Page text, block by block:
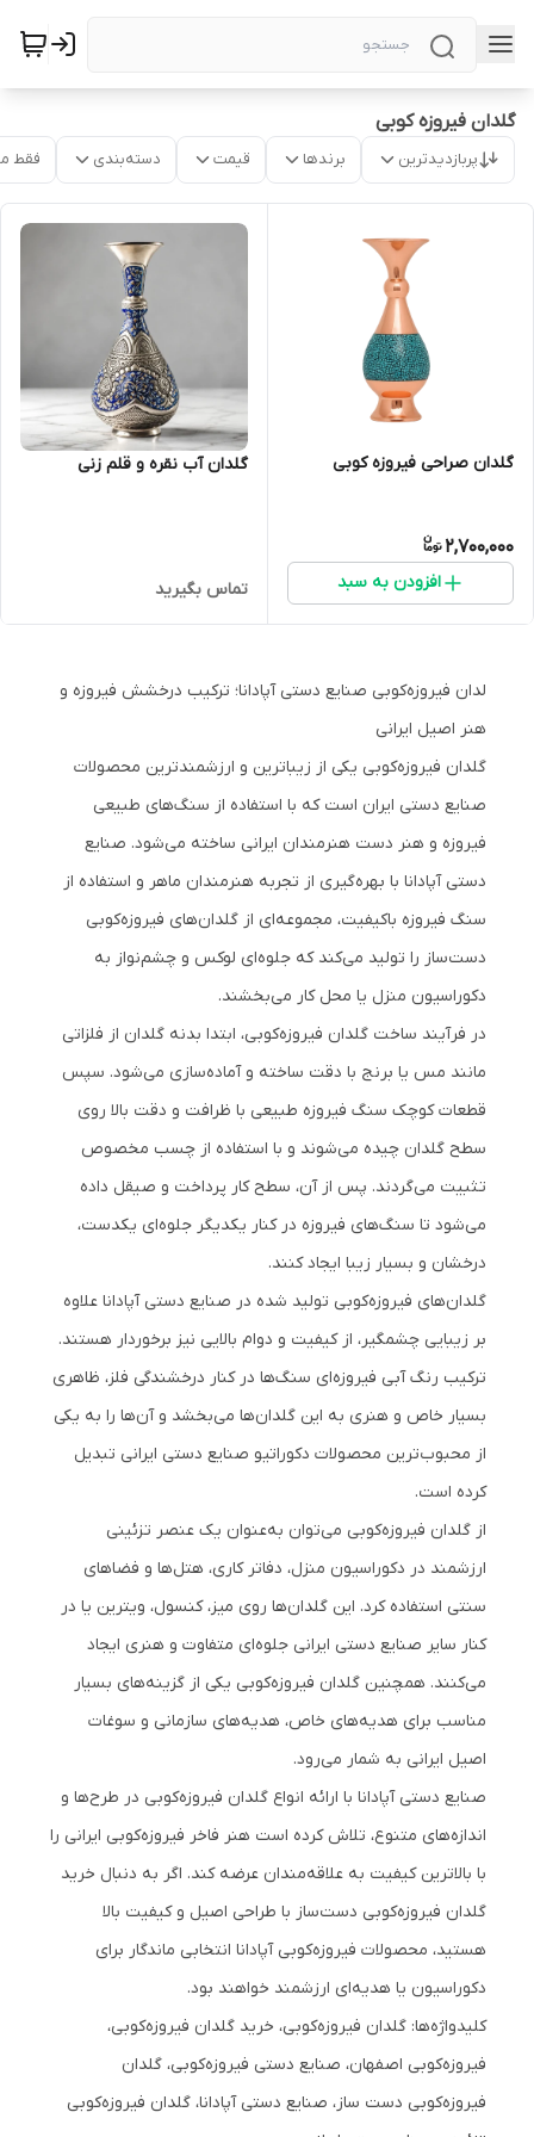
گلدان فیروزه کوبی
پربازدیدترین برندها قیمت دسته‌بندی فقط
گلدان صراحی فیروزه کوبی
2,700,000
افزودن به سبد
گلدان آب نقره و قلم زنی
تماس بگیرید
لدان فیروزه‌کوبی صنایع دستی آپادانا؛ ترکیب درخشش فیروزه و
هنر اصیل ایرانی
گلدان فیروزه‌کوبی یکی از زیباترین و ارزشمندترین محصولات
صنایع دستی ایران است که با استفاده از سنگ‌های طبیعی
فیروزه و هنر دست هنرمندان ایرانی ساخته می‌شود. صنایع
دستی آپادانا با بهره‌گیری از تجربه هنرمندان ماهر و استفاده از
سنگ فیروزه باکیفیت، مجموعه‌ای از گلدان‌های فیروزه‌کوبی
دست‌ساز را تولید می‌کند که جلوه‌ای لوکس و چشم‌نواز به
دکوراسیون منزل یا محل کار می‌بخشند.
در فرآیند ساخت گلدان فیروزه‌کوبی، ابتدا بدنه گلدان از فلزاتی
مانند مس یا برنج با دقت ساخته و آماده‌سازی می‌شود. سپس
قطعات کوچک سنگ فیروزه طبیعی با ظرافت و دقت بالا روی
سطح گلدان چیده می‌شوند و با استفاده از چسب مخصوص
تثبیت می‌گردند. پس از آن، سطح کار پرداخت و صیقل داده
می‌شود تا سنگ‌های فیروزه در کنار یکدیگر جلوه‌ای یکدست،
درخشان و بسیار زیبا ایجاد کنند.
گلدان‌های فیروزه‌کوبی تولید شده در صنایع دستی آپادانا علاوه
بر زیبایی چشمگیر، از کیفیت و دوام بالایی نیز برخوردار هستند.
ترکیب رنگ آبی فیروزه‌ای سنگ‌ها در کنار درخشندگی فلز، ظاهری
بسیار خاص و هنری به این گلدان‌ها می‌بخشد و آن‌ها را به یکی
از محبوب‌ترین محصولات دکوراتیو صنایع دستی ایرانی تبدیل
کرده است.
از گلدان فیروزه‌کوبی می‌توان به‌عنوان یک عنصر تزئینی
ارزشمند در دکوراسیون منزل، دفاتر کاری، هتل‌ها و فضاهای
سنتی استفاده کرد. این گلدان‌ها روی میز، کنسول، ویترین یا در
کنار سایر صنایع دستی ایرانی جلوه‌ای متفاوت و هنری ایجاد
می‌کنند. همچنین گلدان فیروزه‌کوبی یکی از گزینه‌های بسیار
مناسب برای هدیه‌های خاص، هدیه‌های سازمانی و سوغات
اصیل ایرانی به شمار می‌رود.
صنایع دستی آپادانا با ارائه انواع گلدان فیروزه‌کوبی در طرح‌ها و
اندازه‌های متنوع، تلاش کرده است هنر فاخر فیروزه‌کوبی ایرانی را
با بالاترین کیفیت به علاقه‌مندان عرضه کند. اگر به دنبال خرید
گلدان فیروزه‌کوبی دست‌ساز با طراحی اصیل و کیفیت بالا
هستید، محصولات فیروزه‌کوبی آپادانا انتخابی ماندگار برای
دکوراسیون یا هدیه‌ای ارزشمند خواهند بود.
کلیدواژه‌ها: گلدان فیروزه‌کوبی، خرید گلدان فیروزه‌کوبی،
فیروزه‌کوبی اصفهان، صنایع دستی فیروزه‌کوبی، گلدان
فیروزه‌کوبی دست ساز، صنایع دستی آپادانا، گلدان فیروزه‌کوبی